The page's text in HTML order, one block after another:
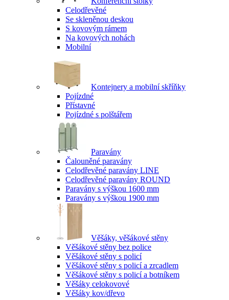
Celodřevěné
Se skleněnou deskou
S kovovým rámem
Na kovových nohách
Mobilní
Kontejnery a mobilní skříňky
Pojízdné
Přístavné
Pojízdné s polštářem
Paravány
Čalouněné paravány
Celodřevěné paravány LINE
Celodřevěné paravány ROUND
Paravány s výškou 1600 mm
Paravány s výškou 1900 mm
Věšáky, věšákové stěny
Věšákové stěny bez police
Věšákové stěny s policí
Věšákové stěny s policí a zrcadlem
Věšákové stěny s policí a botníkem
Věšáky celokovové
Věšáky kov/dřevo